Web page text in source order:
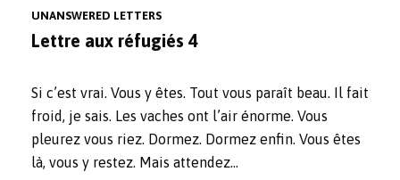
UNANSWERED LETTERS
Lettre aux réfugiés 4
Si c’est vrai. Vous y êtes. Tout vous paraît beau. Il fait
froid, je sais. Les vaches ont l’air énorme. Vous
pleurez vous riez. Dormez. Dormez enfin. Vous êtes
là, vous y restez. Mais attendez…